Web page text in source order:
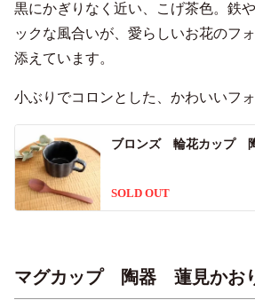
黒にかぎりなく近い、こげ茶色。鉄
ックな風合いが、愛らしいお花のフ
添えています。
小ぶりでコロンとした、かわいいフォ
ブロンズ 輪花カップ
SOLD OUT
マグカップ 陶器 蓮見かお